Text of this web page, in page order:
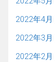
2022年4月
2022年3月
2022年2月